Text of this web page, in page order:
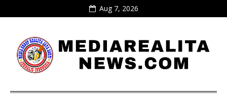
Aug 7, 2026